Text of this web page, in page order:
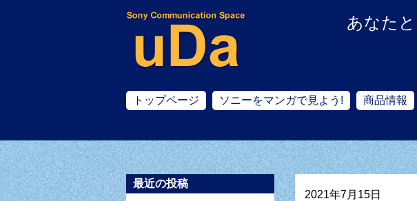
あなた
トップページ ソニーをマンガで見よう! 商品情報
2021年7月15日
最近の投稿